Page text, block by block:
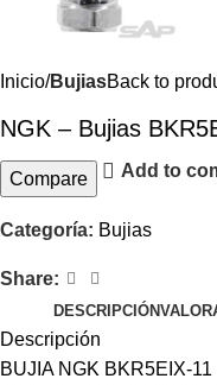
Inicio BujiasBack to
NGK – Bujias
Compare Add to
Categoría: Bujias
Share:
DESCRIPCIÓN
Descripción
BUJIA NGK BKR5EIX-